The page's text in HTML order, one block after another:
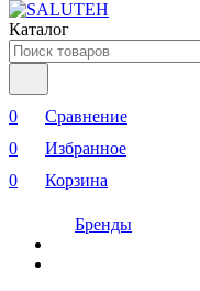
Каталог
0
Сравнение
0
Избранное
0
Корзина
Бренды